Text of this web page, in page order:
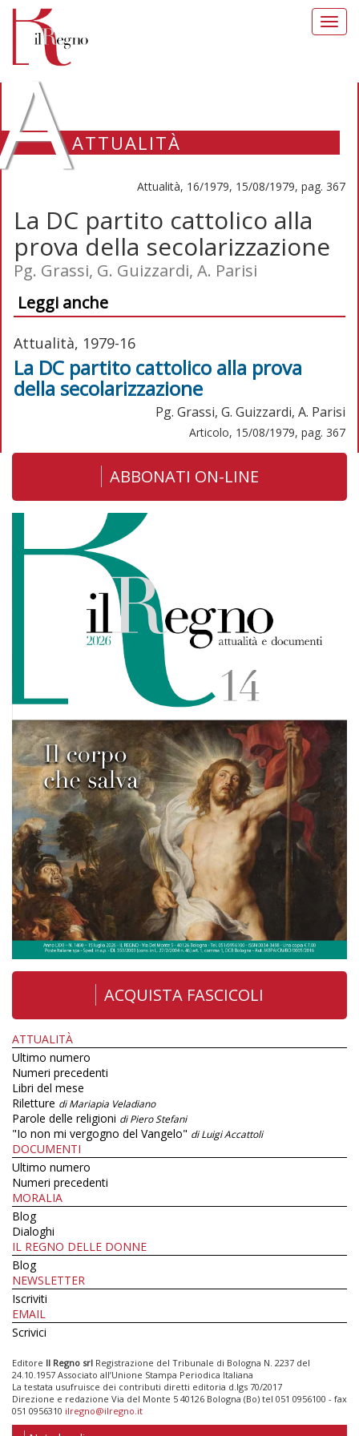
ATTUALITÀ
Attualità, 16/1979, 15/08/1979, pag. 367
La DC partito cattolico alla
prova della secolarizzazione
Pg. Grassi, G. Guizzardi, A. Parisi
Leggi anche
Attualità, 1979-16
La DC partito cattolico alla prova
della secolarizzazione
Pg. Grassi, G. Guizzardi, A. Parisi
Articolo, 15/08/1979, pag. 367
ABBONATI ON-LINE
ACQUISTA FASCICOLI
ATTUALITÀ
Ultimo numero
Numeri precedenti
Libri del mese
Riletture di Mariapia Veladiano
Parole delle religioni di Piero Stefani
"Io non mi vergogno del Vangelo" di Luigi Accattoli
DOCUMENTI
Ultimo numero
Numeri precedenti
MORALIA
Blog
Dialoghi
IL REGNO DELLE DONNE
Blog
NEWSLETTER
Iscriviti
EMAIL
Scrivici
Editore Il Regno srl Registrazione del Tribunale di Bologna N. 2237 del
24.10.1957 Associato all’Unione Stampa Periodica Italiana
La testata usufruisce dei contributi diretti editoria d.lgs 70/2017
Direzione e redazione Via del Monte 5 40126 Bologna (Bo) tel 051 0956100 - fax
051 0956310 ilregno@ilregno.it